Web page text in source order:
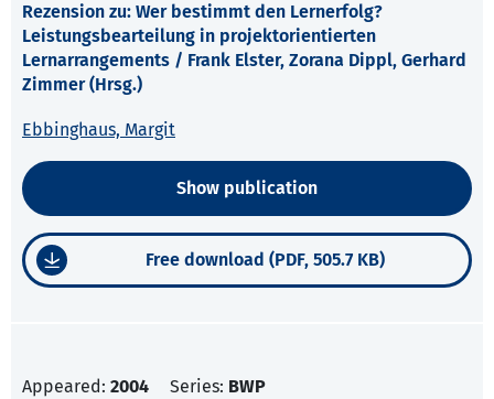
Rezension zu: Wer bestimmt den Lernerfolg?
Leistungsbearteilung in projektorientierten
Lernarrangements / Frank Elster, Zorana Dippl, Gerhard
Zimmer (Hrsg.)
Ebbinghaus, Margit
Show publication
Free download (PDF, 505.7 KB)
Appeared: 2004 Series: BWP